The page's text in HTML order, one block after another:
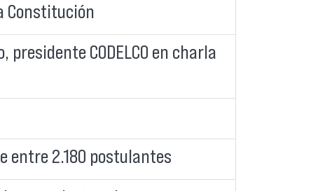
Constitución
CODELCO en charla
entre 2.180 postulantes